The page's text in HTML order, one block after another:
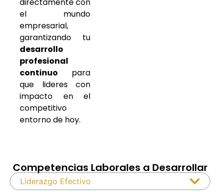
directamente con
el mundo
empresarial,
garantizando tu
desarrollo
profesional
continuo para
que lideres con
impacto en el
competitivo
entorno de hoy.
Competencias Laborales a Desarrollar
Liderazgo Efectivo